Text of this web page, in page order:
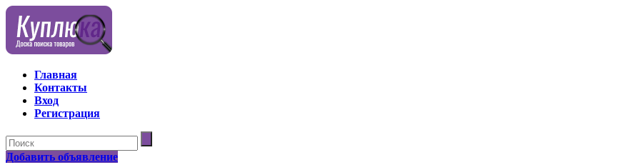
Главная
Контакты
Вход
Регистрация
Добавить объявление